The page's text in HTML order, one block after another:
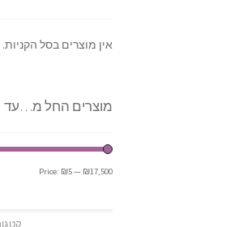
אין מוצרים בסל הקניות.
מוצרים החל מ…עד
Price: ₪5— ₪17,500